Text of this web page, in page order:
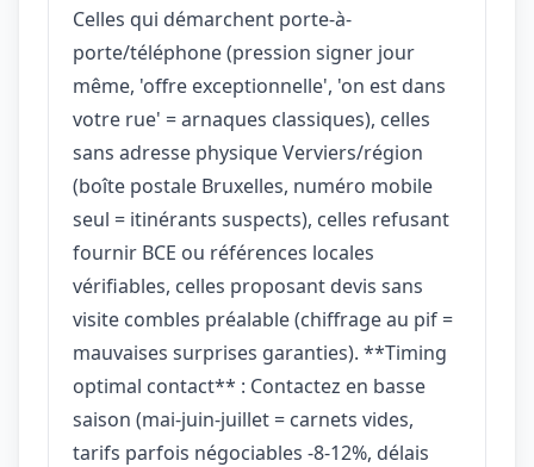
Celles qui démarchent porte-à-
porte/téléphone (pression signer jour
même, 'offre exceptionnelle', 'on est dans
votre rue' = arnaques classiques), celles
sans adresse physique Verviers/région
(boîte postale Bruxelles, numéro mobile
seul = itinérants suspects), celles refusant
fournir BCE ou références locales
vérifiables, celles proposant devis sans
visite combles préalable (chiffrage au pif =
mauvaises surprises garanties). **Timing
optimal contact** : Contactez en basse
saison (mai-juin-juillet = carnets vides,
tarifs parfois négociables -8-12%, délais